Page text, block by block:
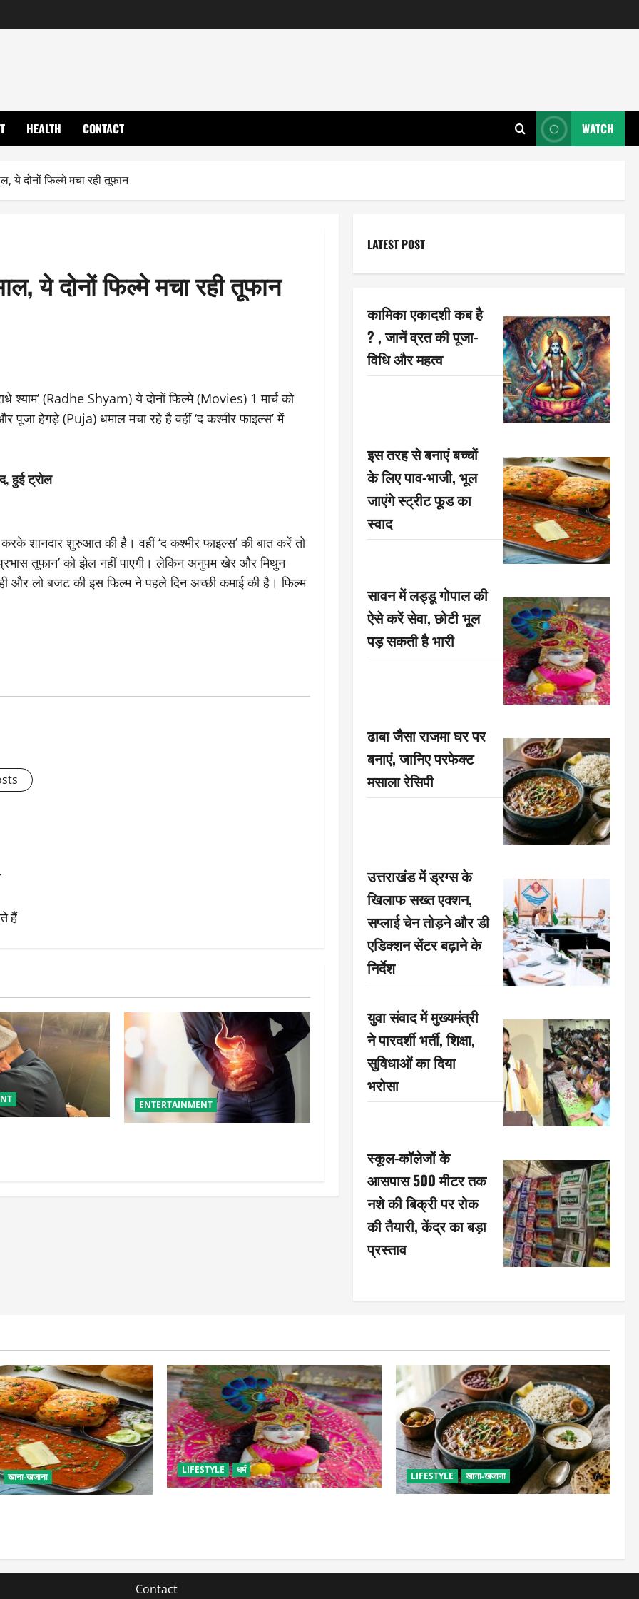
HEALTH CONTACT WATCH
ये दोनों फिल्मे मचा रही तूफान
ये दोनों फिल्मे मचा रही तूफान
श्याम’ (Radhe Shyam) ये दोनों फिल्मे (Movies) 1 मार्च को
पूजा हेगड़े (Puja) धमाल मचा रहे है वहीं ‘द कश्मीर फाइल्स’ में
हुई ट्रोल
शानदार शुरुआत की है। वहीं ‘द कश्मीर फाइल्स’ की बात करें तो
तूफान’ को झेल नहीं पाएगी। लेकिन अनुपम खेर और मिथुन
और लो बजट की इस फिल्म ने पहले दिन अच्छी कमाई की है। फिल्म
हैं
ENTERTAINMENT
LATEST POST
कामिका एकादशी कब है
? , जानें व्रत की पूजा-
विधि और महत्व
इस तरह से बनाएं बच्चों
के लिए पाव-भाजी, भूल
जाएंगे स्ट्रीट फूड का
स्वाद
सावन में लड्डू गोपाल की
ऐसे करें सेवा, छोटी भूल
पड़ सकती है भारी
ढाबा जैसा राजमा घर पर
बनाएं, जानिए परफेक्ट
मसाला रेसिपी
उत्तराखंड में ड्रग्स के
खिलाफ सख्त एक्शन,
सप्लाई चेन तोड़ने और डी
एडिक्शन सेंटर बढ़ाने के
निर्देश
युवा संवाद में मुख्यमंत्री
ने पारदर्शी भर्ती, शिक्षा,
सुविधाओं का दिया
भरोसा
स्कूल-कॉलेजों के
आसपास 500 मीटर तक
नशे की बिक्री पर रोक
की तैयारी, केंद्र का बड़ा
प्रस्ताव
खाना-खजाना
LIFESTYLE धर्म
LIFESTYLE खाना-खजाना
Contact